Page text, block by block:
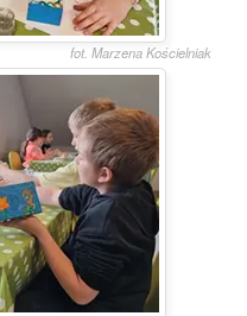
fot. Marzena Kościelniak